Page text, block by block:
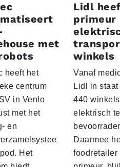
met
heeft het
centrum
in Venlo
met het
en
Het
Lidl
primeur
winkels
Vanaf
Lidl in
440 winkels
elektrisch te
Daarmee
foodretailer